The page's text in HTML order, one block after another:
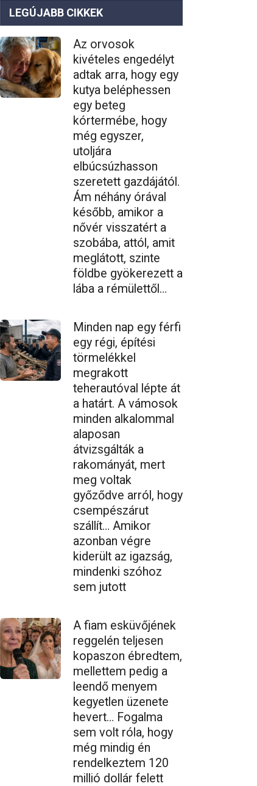
LEGÚJABB CIKKEK
Az orvosok
kivételes engedélyt
adtak arra, hogy egy
kutya beléphessen
egy beteg
kórtermébe, hogy
még egyszer,
utoljára
elbúcsúzhasson
szeretett gazdájától.
Ám néhány órával
később, amikor a
nővér visszatért a
szobába, attól, amit
meglátott, szinte
földbe gyökerezett a
lába a rémülettől…
Minden nap egy férfi
egy régi, építési
törmelékkel
megrakott
teherautóval lépte át
a határt. A vámosok
minden alkalommal
alaposan
átvizsgálták a
rakományát, mert
meg voltak
győződve arról, hogy
csempészárut
szállít… Amikor
azonban végre
kiderült az igazság,
mindenki szóhoz
sem jutott
A fiam esküvőjének
reggelén teljesen
kopaszon ébredtem,
mellettem pedig a
leendő menyem
kegyetlen üzenete
hevert… Fogalma
sem volt róla, hogy
még mindig én
rendelkeztem 120
millió dollár felett